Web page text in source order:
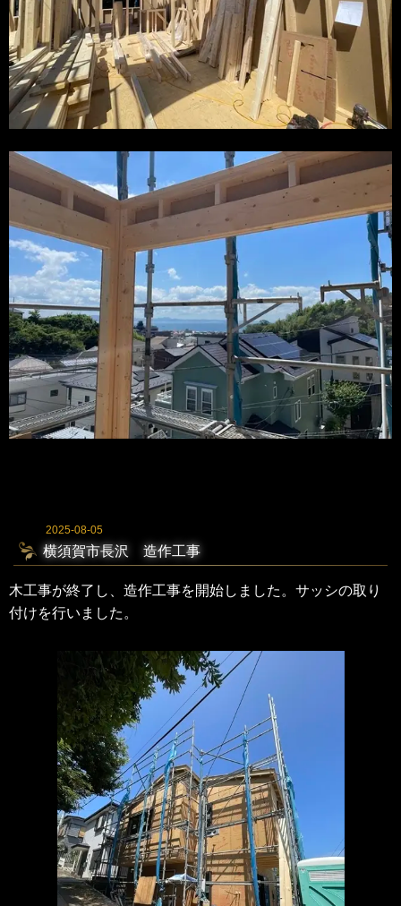
2025-08-05
横須賀市長沢 造作工事
木工事が終了し、造作工事を開始しました。サッシの取り
付けを行いました。